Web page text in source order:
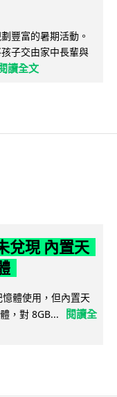
豐富的暑期活動。
子交由家中長輩與
讀全文
兌現 內置天
體使用，但內置天
，對 8GB...
閱讀全